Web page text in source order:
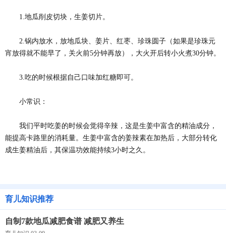
1.地瓜削皮切块，生姜切片。
2.锅内放水，放地瓜块、姜片、红枣、珍珠圆子（如果是珍珠元
宵放得就不能早了，关火前5分钟再放），大火开后转小火煮30分钟。
3.吃的时候根据自己口味加红糖即可。
小常识：
我们平时吃姜的时候会觉得辛辣，这是生姜中富含的精油成分，
能提高卡路里的消耗量。生姜中富含的姜辣素在加热后，大部分转化
成生姜精油后，其保温功效能持续3小时之久。
育儿知识推荐
自制7款地瓜减肥食谱 减肥又养生